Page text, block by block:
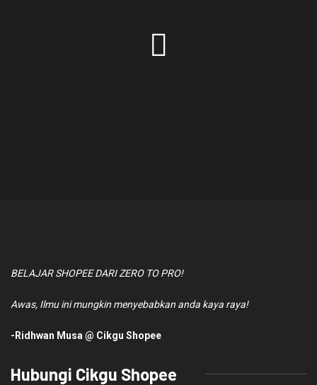
BELAJAR SHOPEE DARI ZERO TO PRO!
Awas, Ilmu ini mungkin menyebabkan anda kaya raya!
-Ridhwan Musa @ Cikgu Shopee
Hubungi Cikgu Shopee